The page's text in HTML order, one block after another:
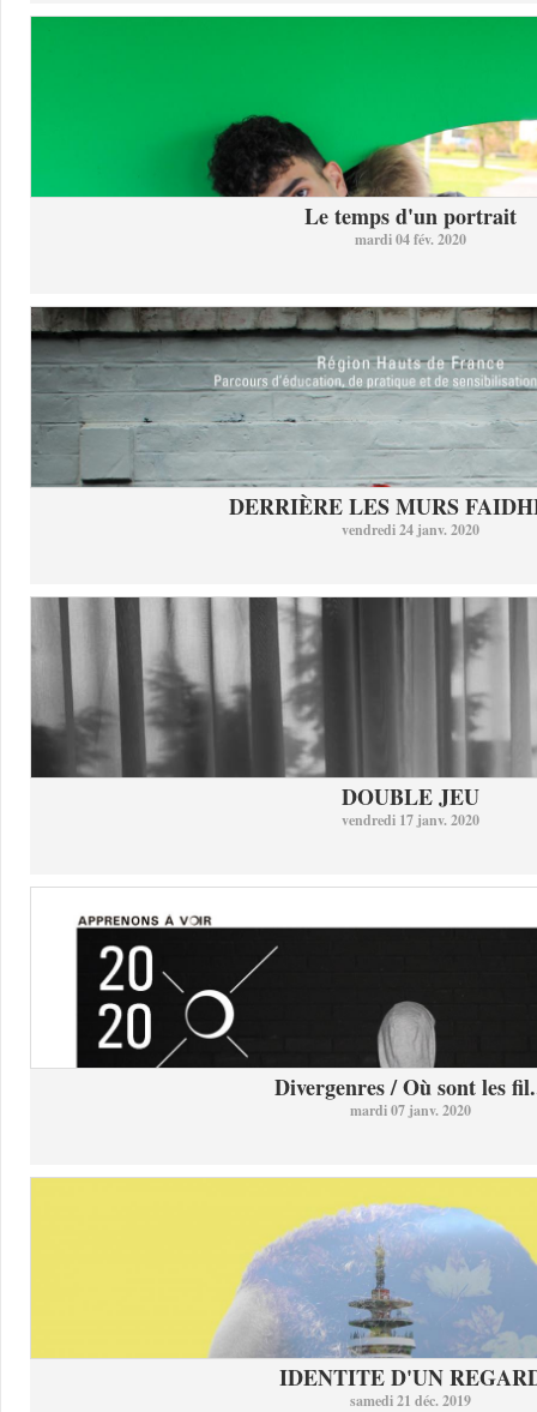
Le temps d'un portrait
mardi 04 fév. 2020
DERRIÈRE LES MURS
vendredi 24 janv. 2020
DOUBLE JEU
vendredi 17 janv. 2020
Divergenres / Où sont les
mardi 07 janv. 2020
IDENTITE D'UN
samedi 21 déc. 2019